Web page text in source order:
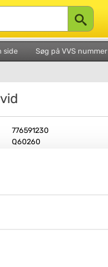
side Søg på VVS nummer
776591230
Q60260